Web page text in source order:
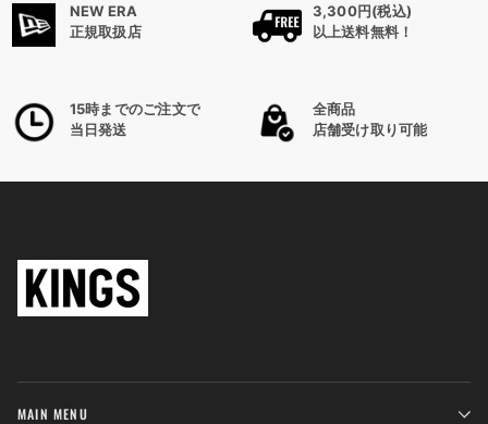
NEW ERA
正規取扱店
3,300円(税込)
以上送料無料！
15時までのご注文で
当日発送
全商品
店舗受け取り可能
MAIN MENU